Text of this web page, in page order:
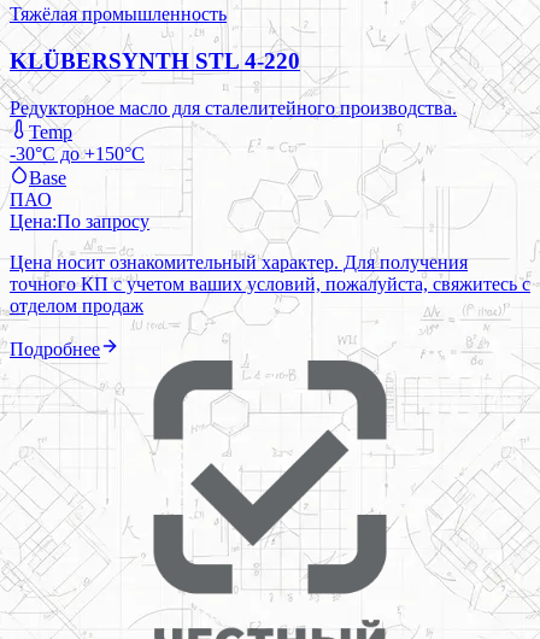
Тяжёлая промышленность
KLÜBERSYNTH STL 4-220
Редукторное масло для сталелитейного производства.
Temp
-30°C до +150°C
Base
ПАО
Цена:По запросу
Цена носит ознакомительный характер. Для получения
точного КП с учетом ваших условий, пожалуйста, свяжитесь с
отделом продаж
Подробнее